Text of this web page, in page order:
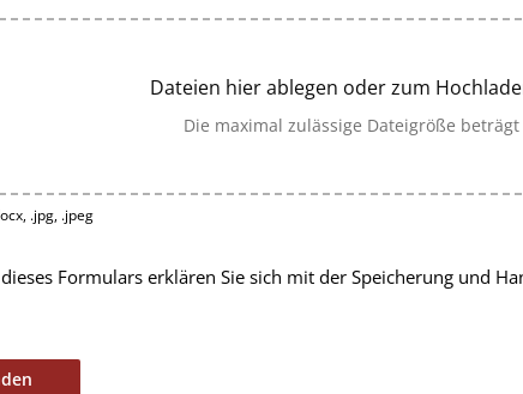
Dateien hier ablegen oder zum
Die maximal zulässige Dateigröße beträgt
.jpg, .jpeg
Formulars erklären Sie sich mit der Speicherung und